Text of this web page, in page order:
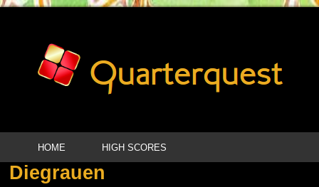
HOME HIGH SCORES
Diegrauen